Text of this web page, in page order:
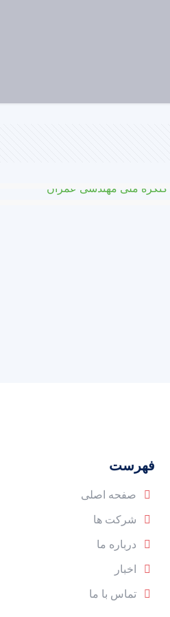
فهرست
صفحه اصلی
شرکت ها
درباره ما
اخبار
تماس با ما